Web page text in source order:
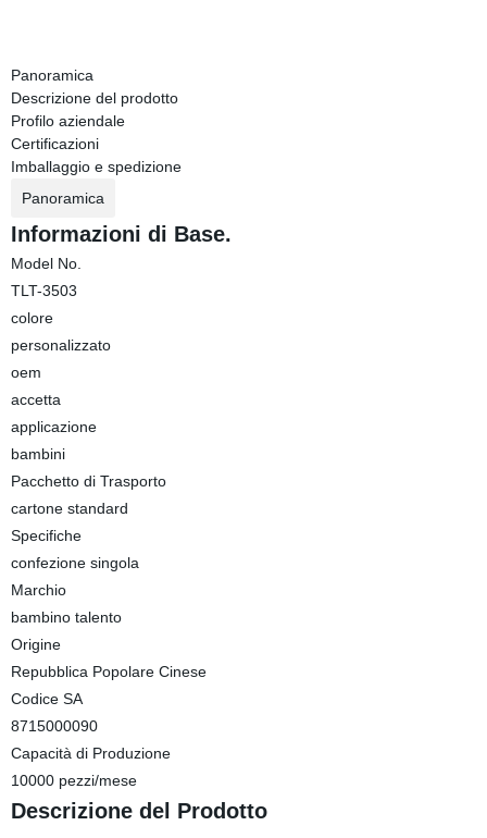
Panoramica
Descrizione del prodotto
Profilo aziendale
Certificazioni
Imballaggio e spedizione
Panoramica
Informazioni di Base.
Model No.
TLT-3503
colore
personalizzato
oem
accetta
applicazione
bambini
Pacchetto di Trasporto
cartone standard
Specifiche
confezione singola
Marchio
bambino talento
Origine
Repubblica Popolare Cinese
Codice SA
8715000090
Capacità di Produzione
10000 pezzi/mese
Descrizione del Prodotto